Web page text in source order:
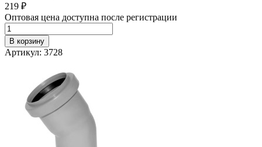
219 ₽
Оптовая цена доступна после регистрации
В корзину
Артикул: 3728